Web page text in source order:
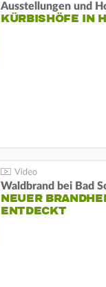
Ausstellungen und
KÜRBISHÖFE IN
Waldbrand bei Bad
NEUER
ENTDECKT